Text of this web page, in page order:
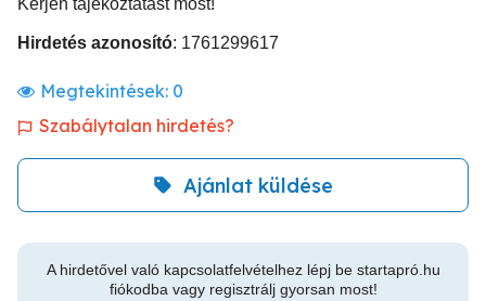
Kérjen tájékoztatást most!
Hirdetés azonosító: 1761299617
Megtekintések: 0
Szabálytalan hirdetés?
Ajánlat küldése
A hirdetővel való kapcsolatfelvételhez lépj be startapró.hu
fiókodba vagy regisztrálj gyorsan most!